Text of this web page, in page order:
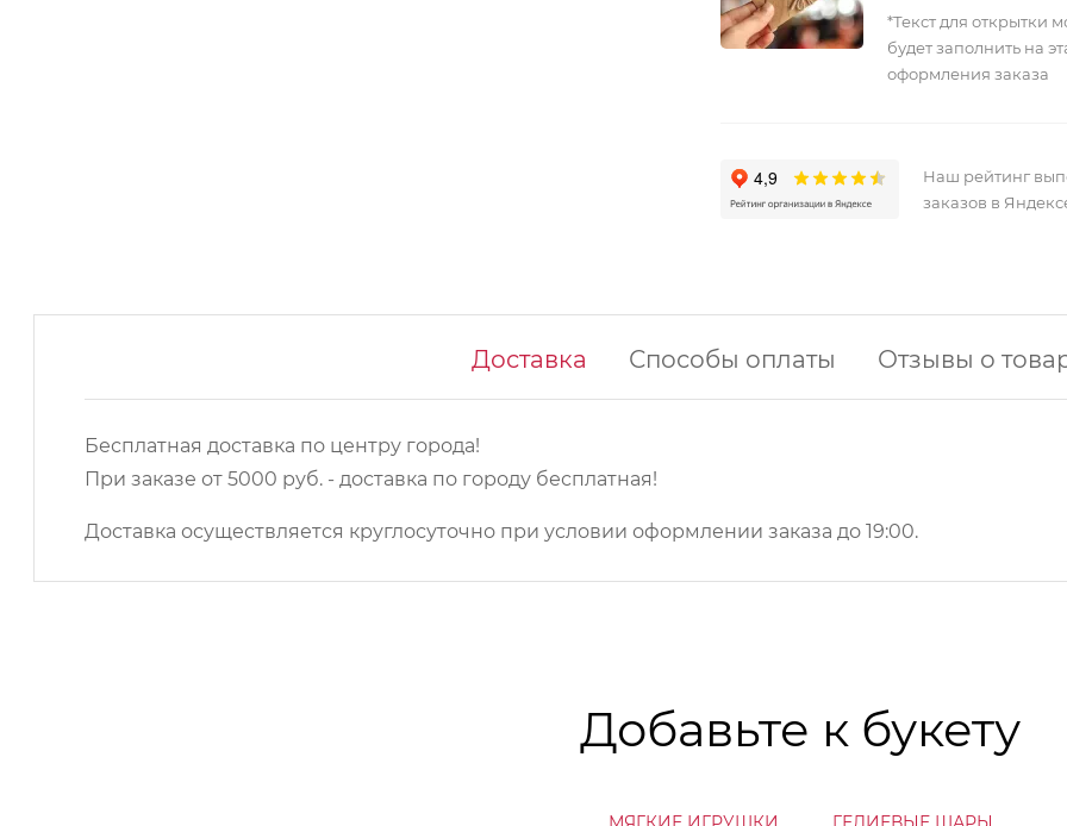
*Текст для открытки
будет заполнить на
оформления заказа
Наш рейтинг
заказов в
Доставка Способы оплаты Отзывы о
Бесплатная доставка по центру города!
При заказе от 5000 руб. - доставка по городу бесплатная!
Доставка осуществляется круглосуточно при условии оформлении заказа до 19:00.
Добавьте к букету